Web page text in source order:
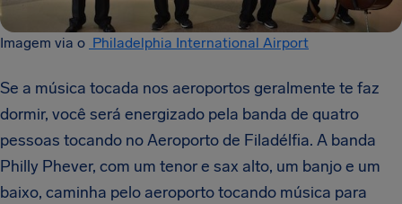
Imagem via o Philadelphia International Airport
Se a música tocada nos aeroportos geralmente te faz
dormir, você será energizado pela banda de quatro
pessoas tocando no Aeroporto de Filadélfia. A banda
Philly Phever, com um tenor e sax alto, um banjo e um
baixo, caminha pelo aeroporto tocando música para